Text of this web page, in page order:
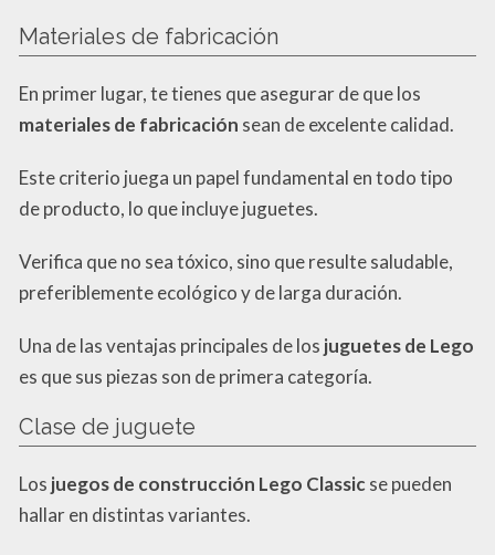
Materiales de fabricación
En primer lugar, te tienes que asegurar de que los
materiales de fabricación sean de excelente calidad.
Este criterio juega un papel fundamental en todo tipo
de producto, lo que incluye juguetes.
Verifica que no sea tóxico, sino que resulte saludable,
preferiblemente ecológico y de larga duración.
Una de las ventajas principales de los juguetes de Lego
es que sus piezas son de primera categoría.
Clase de juguete
Los juegos de construcción Lego Classicse pueden
hallar en distintas variantes.